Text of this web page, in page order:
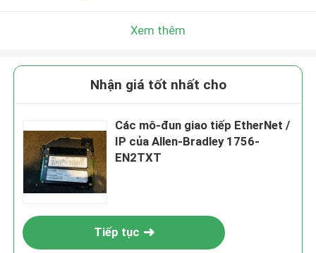
Xem thêm
Nhận giá tốt nhất cho
Các mô-đun giao tiếp EtherNet /
IP của Allen-Bradley 1756-
EN2TXT
Tiếp tục